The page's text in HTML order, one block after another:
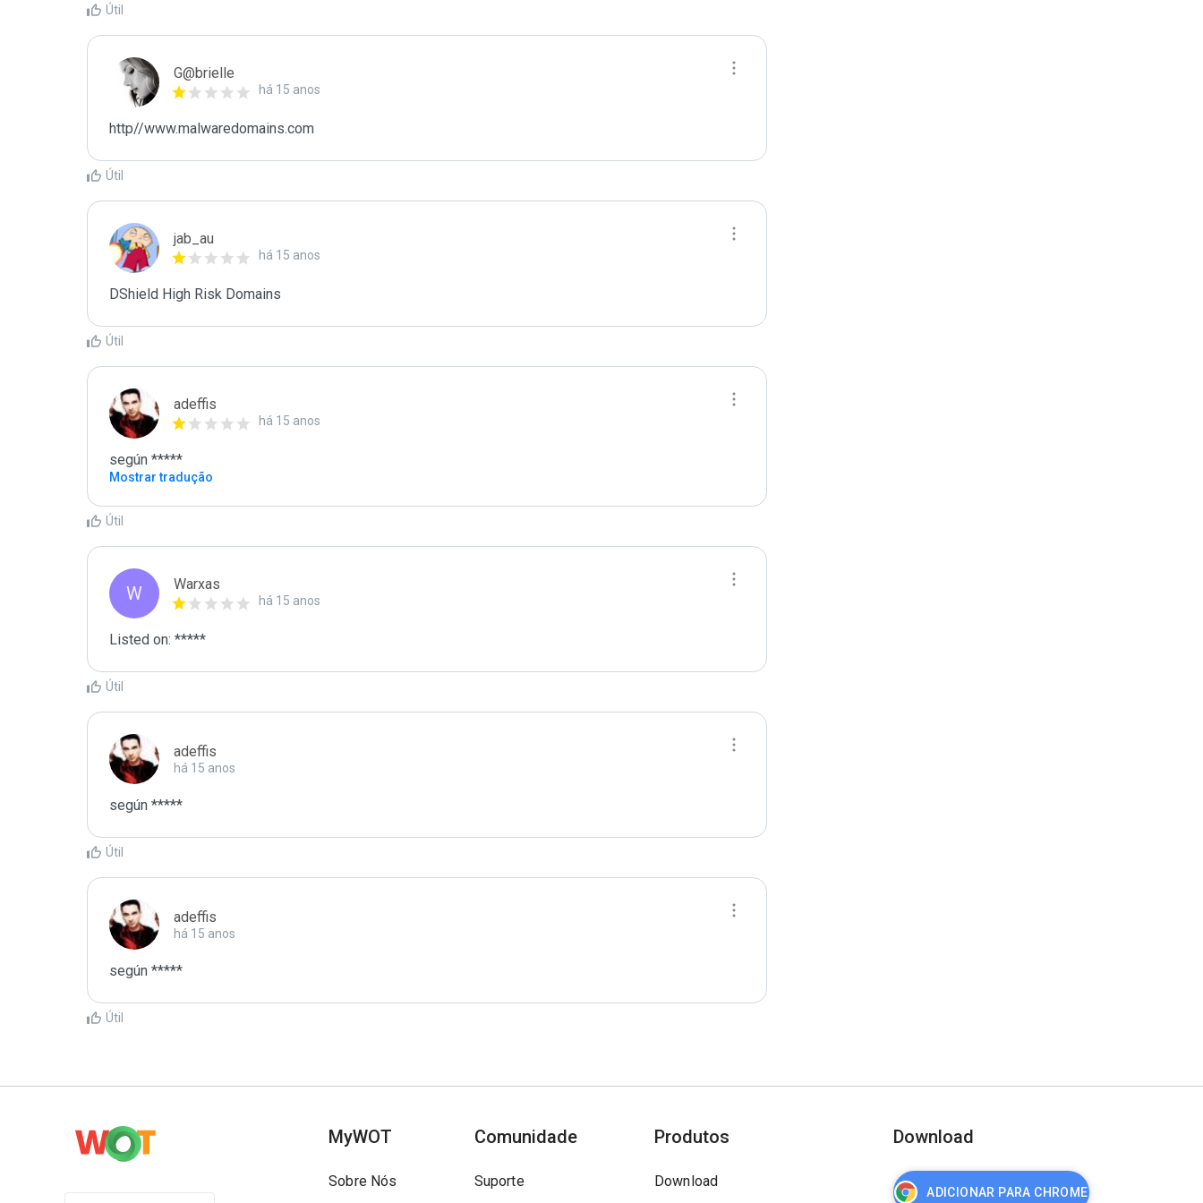
Útil
G@brielle
há 15 anos
http//www.malwaredomains.com
Útil
jab_au
há 15 anos
DShield High Risk Domains
Útil
adeffis
há 15 anos
según *****
Mostrar tradução
Útil
W Warxas
há 15 anos
Listed on: *****
Útil
adeffis
há 15 anos
según *****
Útil
adeffis
há 15 anos
según *****
Útil
MyWOT
Sobre Nós
Comunidade
Suporte
Produtos
Download
Download
ADICIONAR PARA CHROME